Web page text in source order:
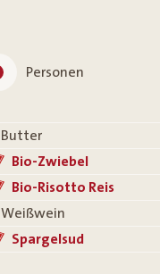
Personen
Bio-Zwiebel
Bio-Risotto Reis
Spargelsud